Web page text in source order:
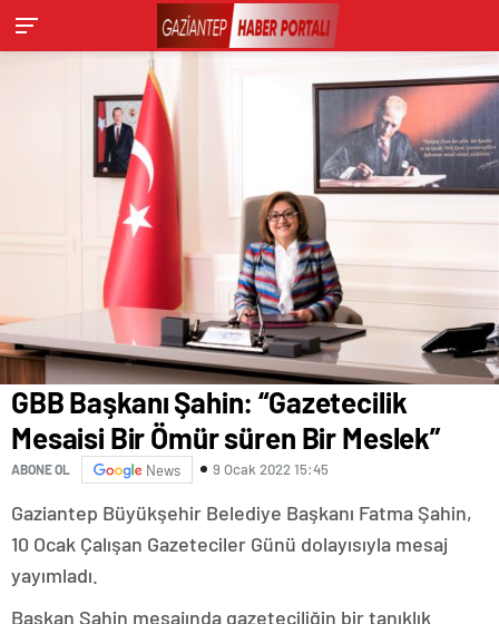
GBB Başkanı Şahin: “Gazetecilik
Mesaisi Bir Ömür süren Bir Meslek”
ABONE OL News 9 Ocak 2022 15:45
Gaziantep Büyükşehir Belediye Başkanı Fatma Şahin,
10 Ocak Çalışan Gazeteciler Günü dolayısıyla mesaj
yayımladı.
Başkan Şahin mesajında gazeteciliğin bir tanıklık